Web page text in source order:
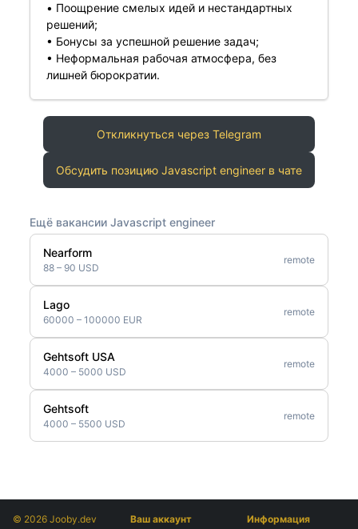
• Поощрение смелых идей и нестандартных
решений;
• Бонусы за успешной решение задач;
• Неформальная рабочая атмосфера, без
лишней бюрократии.
Откликнуться через Telegram
Обсудить позицию Javascript engineer в чате
Ещё вакансии Javascript engineer
Nearform
88 – 90 USD
remote
Lago
60000 – 100000 EUR
remote
Gehtsoft USA
4000 – 5000 USD
remote
Gehtsoft
4000 – 5500 USD
remote
© 2026 Jooby.dev Ваш аккаунт Информация